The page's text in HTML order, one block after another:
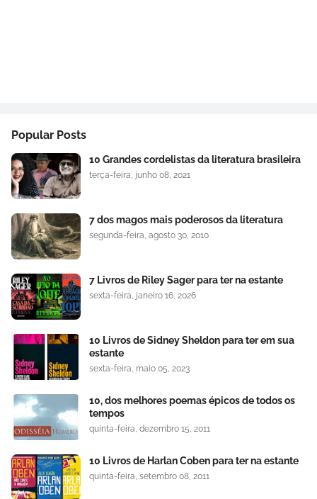
Popular Posts
10 Grandes cordelistas da literatura brasileira
terça-feira, junho 08, 2021
7 dos magos mais poderosos da literatura
segunda-feira, agosto 30, 2010
7 Livros de Riley Sager para ter na estante
sexta-feira, janeiro 16, 2026
10 Livros de Sidney Sheldon para ter em sua
estante
sexta-feira, maio 05, 2023
10, dos melhores poemas épicos de todos os
tempos
quinta-feira, dezembro 15, 2011
10 Livros de Harlan Coben para ter na estante
quinta-feira, setembro 08, 2011